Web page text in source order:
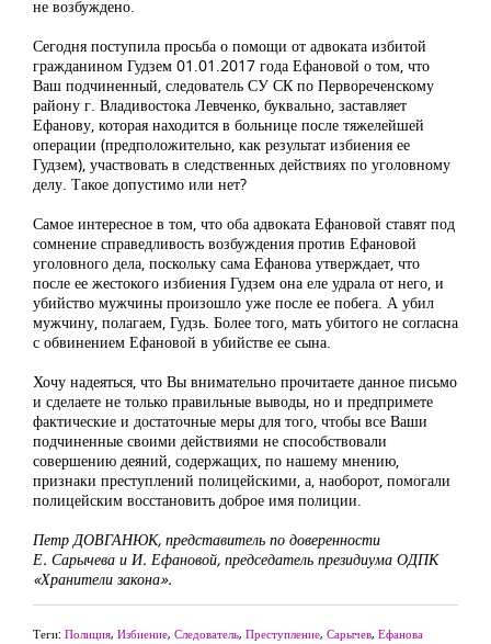
не возбуждено.
Сегодня поступила просьба о помощи от адвоката избитой
гражданином Гудзем 01.01.2017 года Ефановой о том, что
Ваш подчиненный, следователь СУ СК по Первореченскому
району г. Владивостока Левченко, буквально, заставляет
Ефанову, которая находится в больнице после тяжелейшей
операции (предположительно, как результат избиения ее
Гудзем), участвовать в следственных действиях по уголовному
делу. Такое допустимо или нет?
Самое интересное в том, что оба адвоката Ефановой ставят под
сомнение справедливость возбуждения против Ефановой
уголовного дела, поскольку сама Ефанова утверждает, что
после ее жестокого избиения Гудзем она еле удрала от него, и
убийство мужчины произошло уже после ее побега. А убил
мужчину, полагаем, Гудзь. Более того, мать убитого не согласна
с обвинением Ефановой в убийстве ее сына.
Хочу надеяться, что Вы внимательно прочитаете данное письмо
и сделаете не только правильные выводы, но и предпримете
фактические и достаточные меры для того, чтобы все Ваши
подчиненные своими действиями не способствовали
совершению деяний, содержащих, по нашему мнению,
признаки преступлений полицейскими, а, наоборот, помогали
полицейским восстановить доброе имя полиции.
Петр ДОВГАНЮК, представитель по доверенности
Е. Сарычева и И. Ефановой, председатель президиума ОДПК
«Хранители закона».
Теги: Полиция, Избиение, Следователь, Преступление, Сарычев, Ефанова